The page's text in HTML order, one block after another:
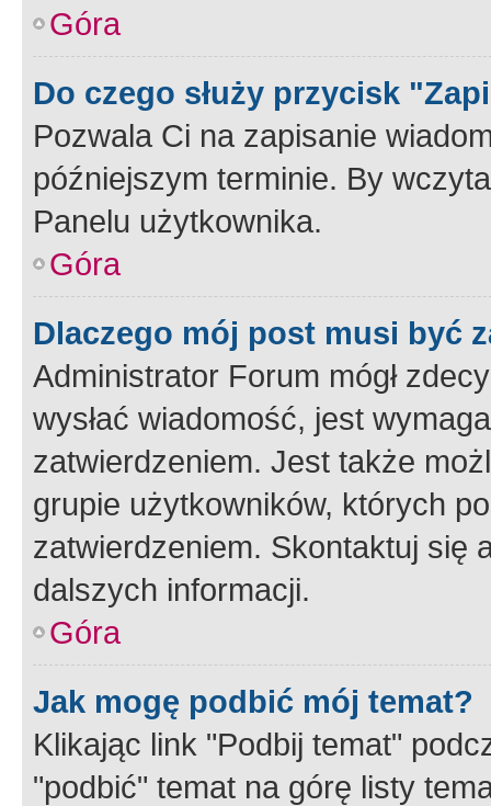
Góra
Do czego służy przycisk
Pozwala Ci na zapisanie
późniejszym terminie. By
Panelu użytkownika.
Góra
Dlaczego mój post musi być
Administrator Forum mógł
wysłać wiadomość, jest
zatwierdzeniem. Jest także
grupie użytkowników, których
zatwierdzeniem. Skontaktuj się
dalszych informacji.
Góra
Jak mogę podbić mój temat?
Klikając link "Podbij temat"
"podbić" temat na górę listy